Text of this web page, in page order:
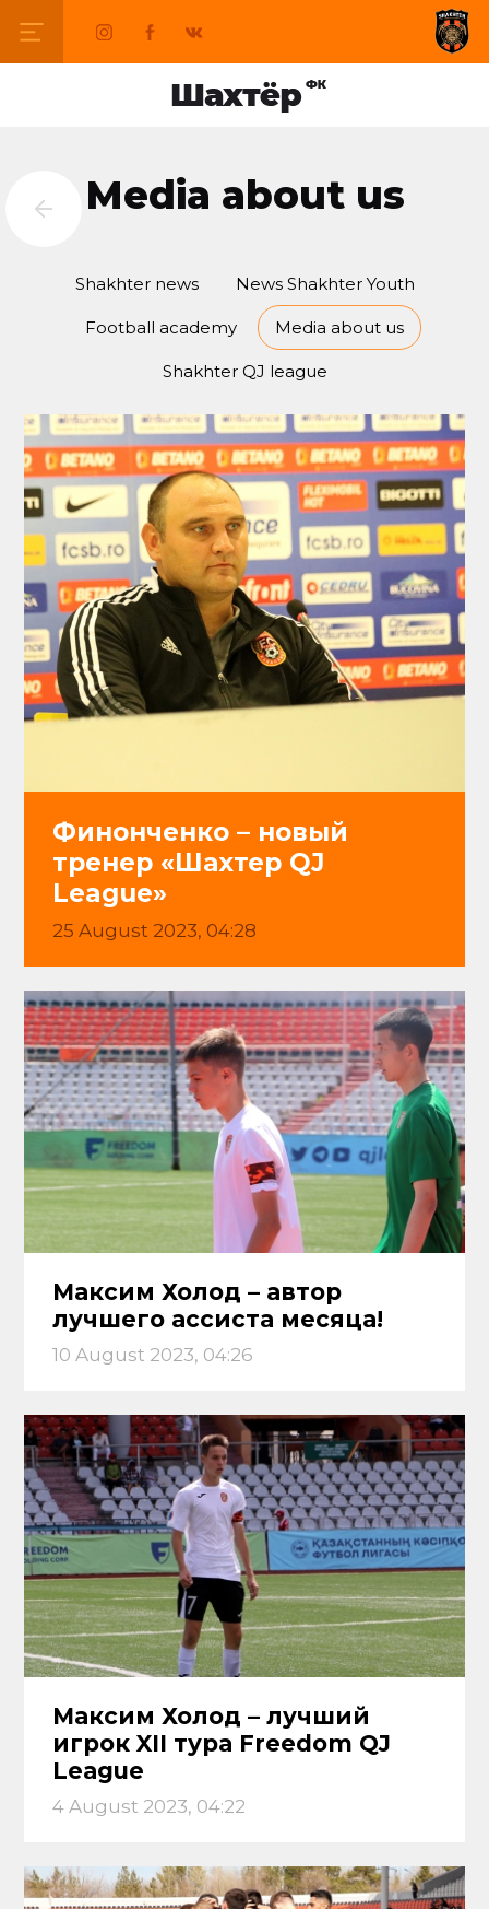
Media about us
Shakhter news News Shakhter Youth
Football academy Media about us
Shakhter QJ league
Финонченко – новый
тренер «Шахтер QJ
League»
25 August 2023, 04:28
Максим Холод – автор
лучшего ассиста месяца!
10 August 2023, 04:26
Максим Холод – лучший
игрок XII тура Freedom QJ
League
4 August 2023, 04:22